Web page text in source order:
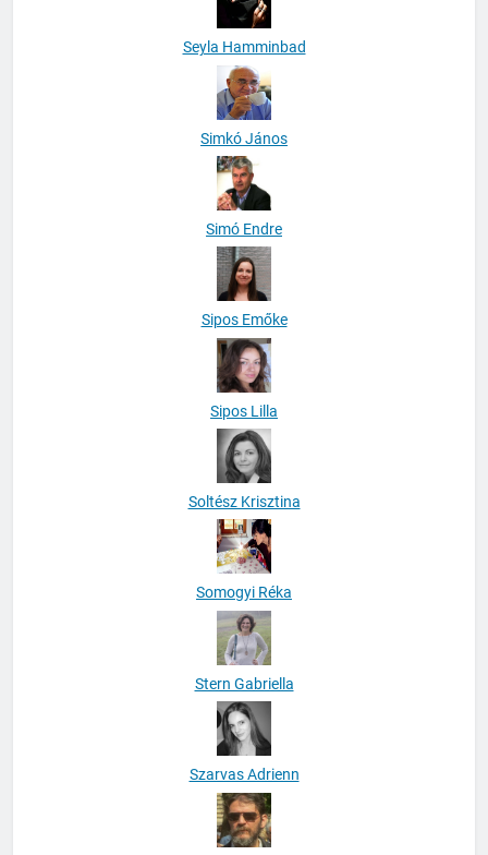
Seyla Hamminbad
Simkó János
Simó Endre
Sipos Emőke
Sipos Lilla
Soltész Krisztina
Somogyi Réka
Stern Gabriella
Szarvas Adrienn